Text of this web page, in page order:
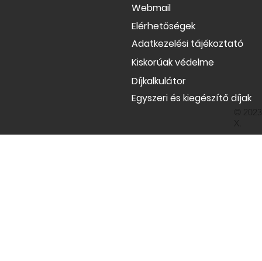
Webmail
Elérhetőségek
Adatkezelési tájékoztató
Kiskorúak védelme
Díjkalkulátor
Egyszeri és kiegészítő díjak